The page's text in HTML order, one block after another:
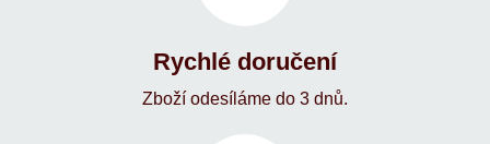
Rychlé doručení
Zboží odesíláme do 3 dnů.